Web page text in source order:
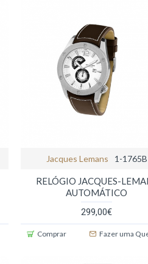
Jacques Lemans 1-1765B
RELÓGIO JACQUES-
AUTOMÁTICO
299,00€
Comprar Fazer uma